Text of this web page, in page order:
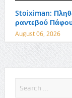
Stoiximan:
ραντεβού
August 06, 2026